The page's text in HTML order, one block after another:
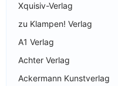
Xquisiv-Verlag
zu Klampen! Verlag
A1 Verlag
Achter Verlag
Ackermann Kunstverlag